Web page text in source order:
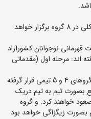
7- گروه بندی و نحوه برگزاری مسابقات :(بطور کلی در 8 گروه برگزار خواهد
نوجوانان کشورآزاد
گرفته اند: مرحله اول (مقدماتی
الف: تیم ها برحسب رنکینگ به دست آمده در گروهای 4 و 5 تیمی قرار گرفته
بصورت تیم به تیم دریک
مرحله بعدی صعود خواهند کرد. و گروه
زیگزاگی خواهد بود